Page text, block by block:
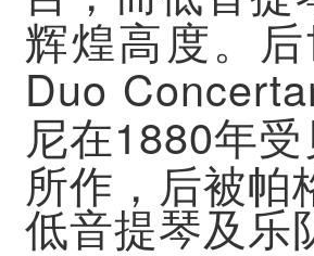
辉煌高度。
Duo
尼在1880年
所作，后被帕
低音提琴及乐